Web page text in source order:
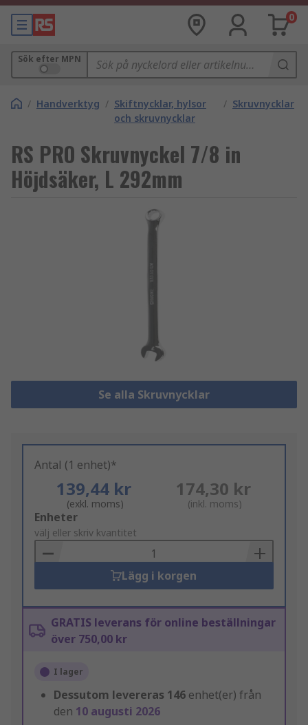
0
Sök efter MPN
/ Handverktyg / Skiftnycklar, hylsor
och skruvnycklar
/ Skruvnycklar
RS PRO Skruvnyckel 7/8 in
Höjdsäker, L 292mm
Se alla Skruvnycklar
Antal (1 enhet)*
139,44 kr
(exkl. moms)
174,30 kr
(inkl. moms)
Add
to
Basket
Enheter
välj eller skriv kvantitet
Lägg i korgen
GRATIS leverans för online beställningar
över 750,00 kr
I lager
Dessutom levereras 146 enhet(er) från
den 10 augusti 2026